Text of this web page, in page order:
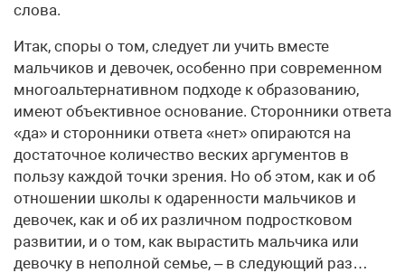
слова.
Итак, споры о том, следует ли учить вместе
мальчиков и девочек, особенно при современном
многоальтернативном подходе к образованию,
имеют объективное основание. Сторонники ответа
«да» и сторонники ответа «нет» опираются на
достаточное количество веских аргументов в
пользу каждой точки зрения. Но об этом, как и об
отношении школы к одаренности мальчиков и
девочек, как и об их различном подростковом
развитии, и о том, как вырастить мальчика или
девочку в неполной семье, – в следующий раз…